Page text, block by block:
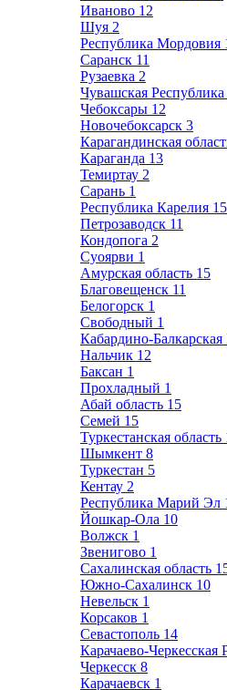
Иваново 12
Шуя 2
Республика Мордовия
Саранск 11
Рузаевка 2
Чувашская
Чебоксары 12
Новочебоксарск 3
Карагандинская
Караганда 13
Темиртау 2
Сарань 1
Республика Карелия 15
Петрозаводск 11
Кондопога 2
Суоярви 1
Амурская область 15
Благовещенск 11
Белогорск 1
Свободный 1
Кабардино-Балкарская
Нальчик 12
Баксан 1
Прохладный 1
Абай область 15
Семей 15
Туркестанская область
Шымкент 8
Туркестан 5
Кентау 2
Республика Марий Эл
Йошкар-Ола 10
Волжск 1
Звенигово 1
Сахалинская область
Южно-Сахалинск 10
Невельск 1
Корсаков 1
Севастополь 14
Карачаево-Черкесская
Черкесск 8
Карачаевск 1